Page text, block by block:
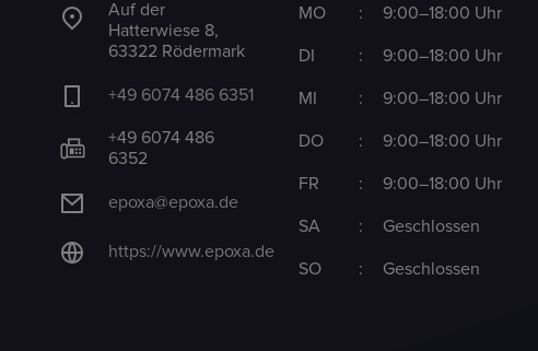
Auf der
Hatterwiese 8,
63322 Rödermark
+49 6074 486 6351
+49 6074 486
6352
epoxa@epoxa.de
https://www.epoxa.de
MO : 9:00–18:00 Uhr
DI : 9:00–18:00 Uhr
MI : 9:00–18:00 Uhr
DO : 9:00–18:00 Uhr
FR : 9:00–18:00 Uhr
SA : Geschlossen
SO : Geschlossen